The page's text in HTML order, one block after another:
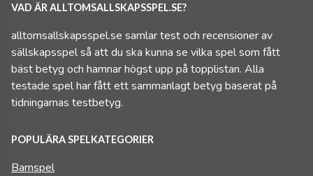
VAD ÄR ALLTOMSALLSKAPSSPEL.SE?
alltomsallskapsspel.se samlar test och recensioner av
sällskapsspel så att du ska kunna se vilka spel som fått
bäst betyg och hamnar högst upp på topplistan. Alla
testade spel har fått ett sammanlagt betyg baserat på
tidningarnas testbetyg.
POPULÄRA SPELKATEGORIER
Barnspel